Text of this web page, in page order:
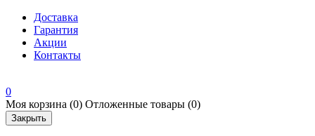
Доставка
Гарантия
Акции
Контакты
0
Моя корзина (0) Отложенные товары (0)
Закрыть